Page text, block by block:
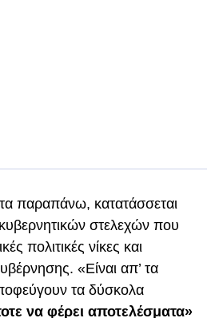
παραπάνω, κατατάσσεται
στελεχών που
πολιτικές νίκες και
«Είναι απ’ τα
τα δύσκολα
να φέρει αποτελέσματα»